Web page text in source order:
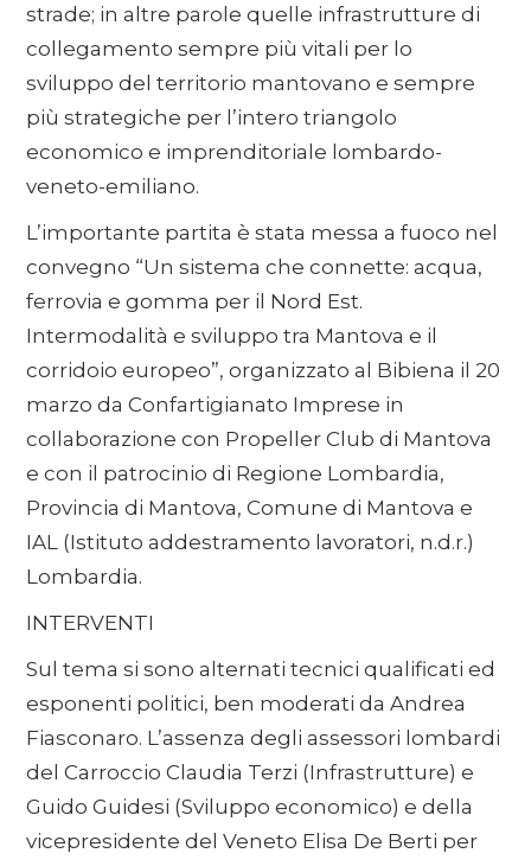
strade; in altre parole quelle infrastrutture di
collegamento sempre più vitali per lo
sviluppo del territorio mantovano e sempre
più strategiche per l’intero triangolo
economico e imprenditoriale lombardo-
veneto-emiliano.
L’importante partita è stata messa a fuoco nel
convegno “Un sistema che connette: acqua,
ferrovia e gomma per il Nord Est.
Intermodalità e sviluppo tra Mantova e il
corridoio europeo”, organizzato al Bibiena il 20
marzo da Confartigianato Imprese in
collaborazione con Propeller Club di Mantova
e con il patrocinio di Regione Lombardia,
Provincia di Mantova, Comune di Mantova e
IAL (Istituto addestramento lavoratori, n.d.r.)
Lombardia.
INTERVENTI
Sul tema si sono alternati tecnici qualificati ed
esponenti politici, ben moderati da Andrea
Fiasconaro. L’assenza degli assessori lombardi
del Carroccio Claudia Terzi (Infrastrutture) e
Guido Guidesi (Sviluppo economico) e della
vicepresidente del Veneto Elisa De Berti per